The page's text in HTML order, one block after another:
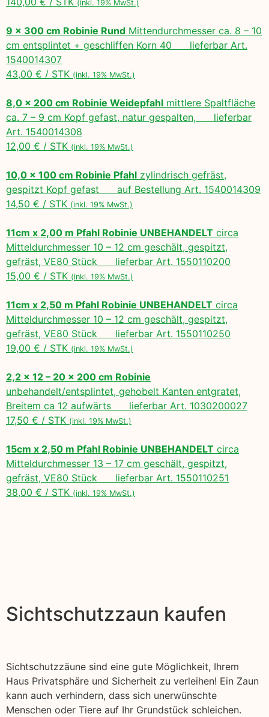
(inkl. 19% MwSt.)
9 x 300 cm Robinie Rund Mittendurchmesser ca. 8 – 10
cm entsplintet + geschliffen Korn 40 lieferbar Art.
1540014307
43,00 € / STK (inkl. 19% MwSt.)
8,0 x 200 cm Robinie Weidepfahl mittlere Spaltfläche
ca. 7 – 9 cm Kopf gefast, natur gespalten, lieferbar
Art. 1540014308
12,00 € / STK (inkl. 19% MwSt.)
10,0 x 100 cm Robinie Pfahl zylindrisch gefräst,
gespitzt Kopf gefast auf Bestellung Art. 1540014309
14,50 € / STK (inkl. 19% MwSt.)
11cm x 2,00 m Pfahl Robinie UNBEHANDELT circa
Mitteldurchmesser 10 – 12 cm geschält, gespitzt,
gefräst, VE80 Stück lieferbar Art. 1550110200
15,00 € / STK (inkl. 19% MwSt.)
11cm x 2,50 m Pfahl Robinie UNBEHANDELT circa
Mitteldurchmesser 10 – 12 cm geschält, gespitzt,
gefräst, VE80 Stück lieferbar Art. 1550110250
19,00 € / STK (inkl. 19% MwSt.)
2,2 x 12 – 20 x 200 cm Robinie
unbehandelt/entsplintet, gehobelt Kanten entgratet,
Breitem ca 12 aufwärts lieferbar Art. 1030200027
17,50 € / STK (inkl. 19% MwSt.)
15cm x 2,50 m Pfahl Robinie UNBEHANDELT circa
Mitteldurchmesser 13 – 17 cm geschält, gespitzt,
gefräst, VE80 Stück lieferbar Art. 1550110251
38,00 € / STK (inkl. 19% MwSt.)
Sichtschutzzaun kaufen
Sichtschutzzäune sind eine gute Möglichkeit, Ihrem
Haus Privatsphäre und Sicherheit zu verleihen! Ein Zaun
kann auch verhindern, dass sich unerwünschte
Menschen oder Tiere auf Ihr Grundstück schleichen.